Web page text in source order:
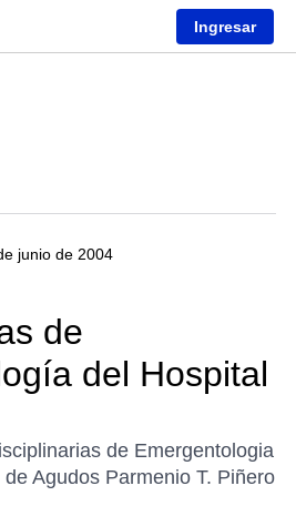
Ingresar
junio de 2004
de
del Hospital
de Emergentologia
Agudos Parmenio T. Piñero